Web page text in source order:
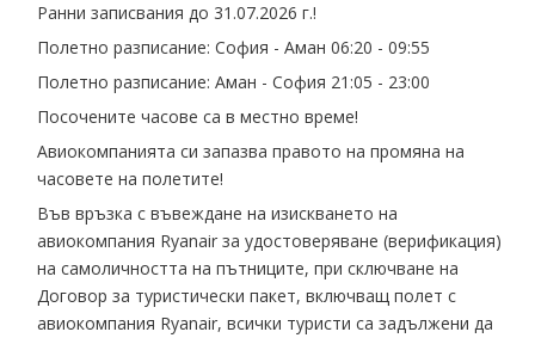
Ранни записвания до 31.07.2026 г.!
Полетно разписание: София - Аман 06:20 - 09:55
Полетно разписание: Аман - София 21:05 - 23:00
Посочените часове са в местно време!
Авиокомпанията си запазва правото на промяна на
часовете на полетите!
Във връзка с въвеждане на изискването на
авиокомпания Ryanair за удостоверяване (верификация)
на самоличността на пътниците, при сключване на
Договор за туристически пакет, включващ полет с
авиокомпания Ryanair, всички туристи са задължени да